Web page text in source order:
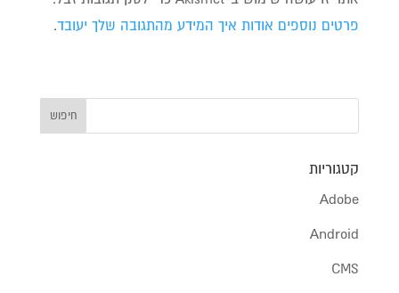
פרטים נוספים אודות איך המידע מהתגובה שלך יעובד.
קטגוריות
Adobe
Android
CMS